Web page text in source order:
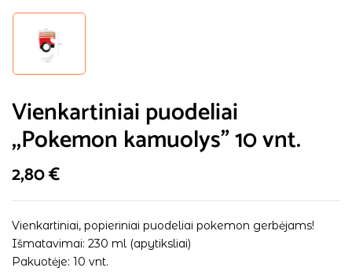
Vienkartiniai puodeliai
,,Pokemon kamuolys” 10 vnt.
2,80€
Vienkartiniai, popieriniai puodeliai pokemon gerbėjams!
Išmatavimai: 230 ml (apytiksliai)
Pakuotėje: 10 vnt.